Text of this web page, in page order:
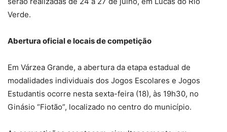
Verde.
Abertura oficial e locais de competição
Em Várzea Grande, a abertura da etapa estadual de
modalidades individuais dos Jogos Escolares e Jogos
Estudantis ocorre nesta sexta-feira (18), às 19h30, no
Ginásio “Fiotão”, localizado no centro do município.